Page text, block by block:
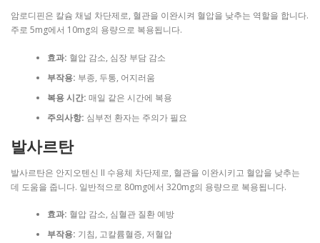
암로디핀은 칼슘 채널 차단제로, 혈관을 이완시켜 혈압을 낮추는 역할을 합니다.
주로 5mg에서 10mg의 용량으로 복용됩니다.
효과: 혈압 감소, 심장 부담 감소
부작용: 부종, 두통, 어지러움
복용 시간: 매일 같은 시간에 복용
주의사항: 심부전 환자는 주의가 필요
발사르탄
발사르탄은 안지오텐신 II 수용체 차단제로, 혈관을 이완시키고 혈압을 낮추는
데 도움을 줍니다. 일반적으로 80mg에서 320mg의 용량으로 복용됩니다.
효과: 혈압 감소, 심혈관 질환 예방
부작용: 기침, 고칼륨혈증, 저혈압